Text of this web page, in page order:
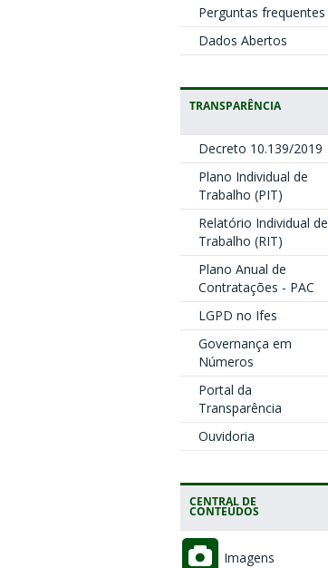
Perguntas frequentes
Dados Abertos
TRANSPARÊNCIA
Decreto 10.139/2019
Plano Individual de
Trabalho (PIT)
Relatório Individual de
Trabalho (RIT)
Plano Anual de
Contratações - PAC
LGPD no Ifes
Governança em
Números
Portal da
Transparência
Ouvidoria
CENTRAL DE
CONTEÚDOS
Imagens